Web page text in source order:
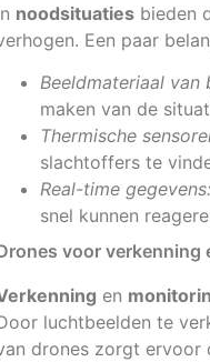
noodsituaties bieden
Een paar
Beeldmateriaal van
maken van de
Thermische
slachtoffers te
Real-time gegevens:
snel kunnen
voor verkenning
en
luchtbeelden te
drones zorgt ervoor